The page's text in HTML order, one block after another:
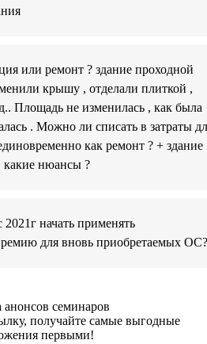
или ремонт ? здание проходной
крышу , отделали плиткой ,
Площадь не изменилась , как была
. Можно ли списать в затраты
как ремонт ? + здание
какие нюансы ?
начать применять
для вновь приобретаемых ОС?
анонсов семинаров
получайте самые выгодные
первыми!